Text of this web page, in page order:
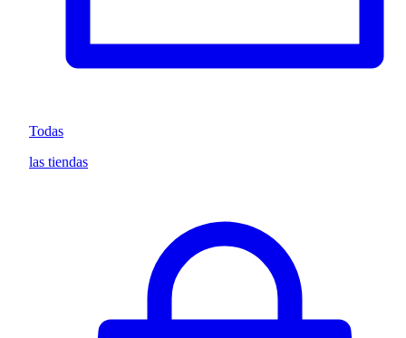
Todas
las tiendas